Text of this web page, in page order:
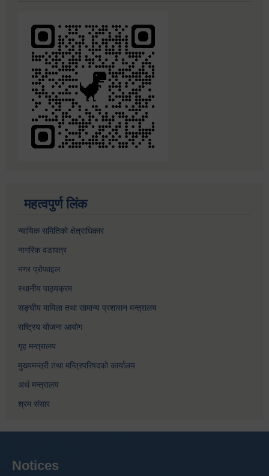
महत्वपुर्ण लिंक
न्यायिक समितिको क्षेत्राधिकार
नागरिक वडापत्र
नगर प्रोफाइल
स्थानीय पाठ्यक्रम
सङ्घीय मामिला तथा सामान्य प्रशासन मन्त्रालय
राष्ट्रिय योजना आयोग
गृह मन्त्रालय
मुख्यमन्त्री तथा मन्त्रिपरिषदको कार्यालय
अर्थ मन्त्रालय
श्रम संसार
Notices